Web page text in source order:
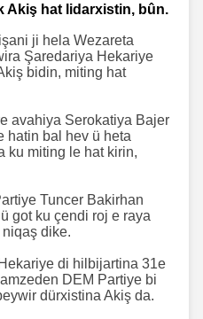
Akiş hat lidarxistin, bûn.
ji hela Wezareta
Şaredariya Hekariye
bidin, miting hat
avahiya Serokatiya Bajer
hatin bal hev ü heta
ku miting le hat kirin,
Tuncer Bakirhan
got ku çendi roj e raya
dike.
di hilbijartina 31e
DEM Partiye bi
dürxistina Akiş da.